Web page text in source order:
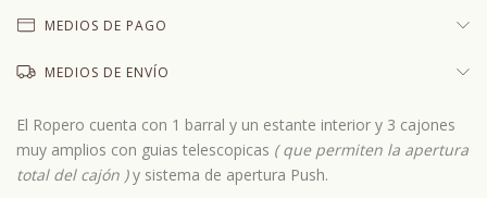
MEDIOS DE PAGO
MEDIOS DE ENVÍO
El Ropero cuenta con 1 barral y un estante interior y 3 cajones
muy amplios con guias telescopicas ( que permiten la apertura
total del cajón )y sistema de apertura Push.